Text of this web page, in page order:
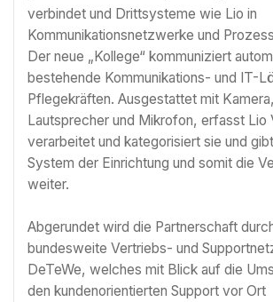
verbindet und Drittsysteme wie Lio in
Kommunikationsnetzwerke und
Der neue „Kollege“ kommuniziert
bestehende Kommunikations- und IT-
Pflegekräften. Ausgestattet mit
Lautsprecher und Mikrofon, erfasst Lio
verarbeitet und kategorisiert sie und
System der Einrichtung und somit die
weiter.
Abgerundet wird die Partnerschaft
bundesweite Vertriebs- und
DeTeWe, welches mit Blick auf die
den kundenorientierten Support vor Ort